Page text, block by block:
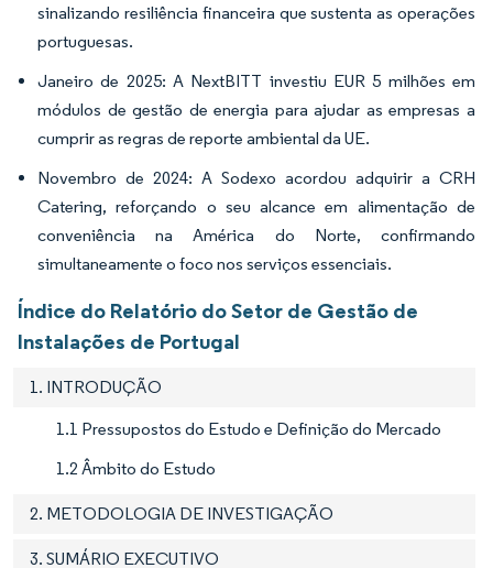
sinalizando resiliência financeira que sustenta as operações
portuguesas.
Janeiro de 2025: A NextBITT investiu EUR 5 milhões em
módulos de gestão de energia para ajudar as empresas a
cumprir as regras de reporte ambiental da UE.
Novembro de 2024: A Sodexo acordou adquirir a CRH
Catering, reforçando o seu alcance em alimentação de
conveniência na América do Norte, confirmando
simultaneamente o foco nos serviços essenciais.
Índice do Relatório do Setor de Gestão de
Instalações de Portugal
1. INTRODUÇÃO
1.1 Pressupostos do Estudo e Definição do Mercado
1.2 Âmbito do Estudo
2. METODOLOGIA DE INVESTIGAÇÃO
3. SUMÁRIO EXECUTIVO